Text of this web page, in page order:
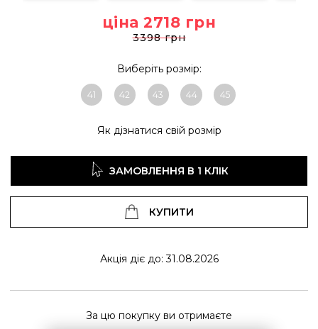
ціна 2718 грн
3398 грн
Виберіть розмір:
41 42 43 44 45
Як дізнатися свій розмір
ЗАМОВЛЕННЯ В 1 КЛІК
КУПИТИ
Акція діє до: 31.08.2026
За цю покупку ви отримаєте